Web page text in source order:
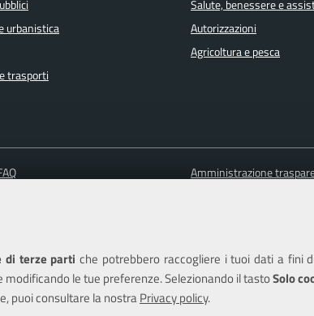
di terze parti che potrebbero raccogliere i tuoi dati a fini
modificando le tue preferenze. Selezionando il tastoSolo
puoi consultare la nostraPrivacy policy.
urbanistica
trasporti
Salute, benessere e
Autorizzazioni
Agricoltura e pesca
Amministrazione
Dichiarazione di